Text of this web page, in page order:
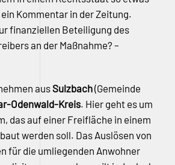
Kommentar in der Zeitung.
finanziellen Beteiligung des
an der Maßnahme? –
ausSulzbach(Gemeinde
Odenwald-Kreis. Hier geht es um
das auf einer Freifläche in einem
werden soll. Das Auslösen von
für die umliegenden Anwohner